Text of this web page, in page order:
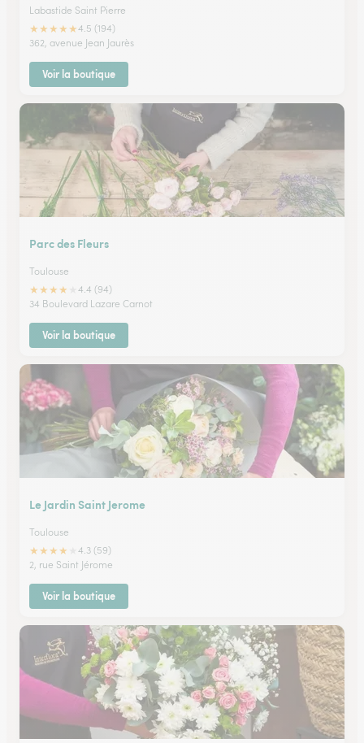
Labastide Saint Pierre
★★★★★4.5 (194)
362, avenue Jean Jaurès
Voir la boutique
Parc des Fleurs
Toulouse
★★★★
4.4 (94)
34 Boulevard Lazare Carnot
Voir la boutique
Le Jardin Saint Jerome
Toulouse
★★★★
4.3 (59)
2, rue Saint Jérome
Voir la boutique